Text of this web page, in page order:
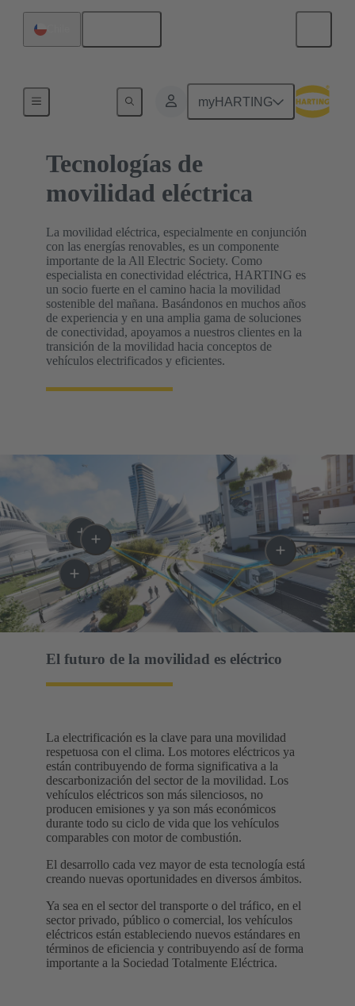
myHARTING
Tecnologías de
movilidad eléctrica
La movilidad eléctrica, especialmente en conjunción
con las energías renovables, es un componente
importante de la All Electric Society. Como
especialista en conectividad eléctrica, HARTING es
un socio fuerte en el camino hacia la movilidad
sostenible del mañana. Basándonos en muchos años
de experiencia y en una amplia gama de soluciones
de conectividad, apoyamos a nuestros clientes en la
transición de la movilidad hacia conceptos de
vehículos electrificados y eficientes.
El futuro de la movilidad es eléctrico
La electrificación es la clave para una movilidad
respetuosa con el clima. Los motores eléctricos ya
están contribuyendo de forma significativa a la
descarbonización del sector de la movilidad. Los
vehículos eléctricos son más silenciosos, no
producen emisiones y ya son más económicos
durante todo su ciclo de vida que los vehículos
comparables con motor de combustión.
El desarrollo cada vez mayor de esta tecnología está
creando nuevas oportunidades en diversos ámbitos.
Ya sea en el sector del transporte o del tráfico, en el
sector privado, público o comercial, los vehículos
eléctricos están estableciendo nuevos estándares en
términos de eficiencia y contribuyendo así de forma
importante a la Sociedad Totalmente Eléctrica.